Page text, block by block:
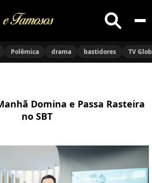
Buscar
no
Polêmica drama bastidores TV
Domina e Passa Rasteira
no SBT